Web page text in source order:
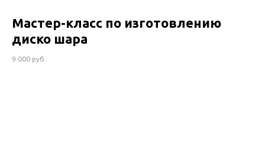
Мастер-класс по изготовлению
диско шара
9 000 руб.